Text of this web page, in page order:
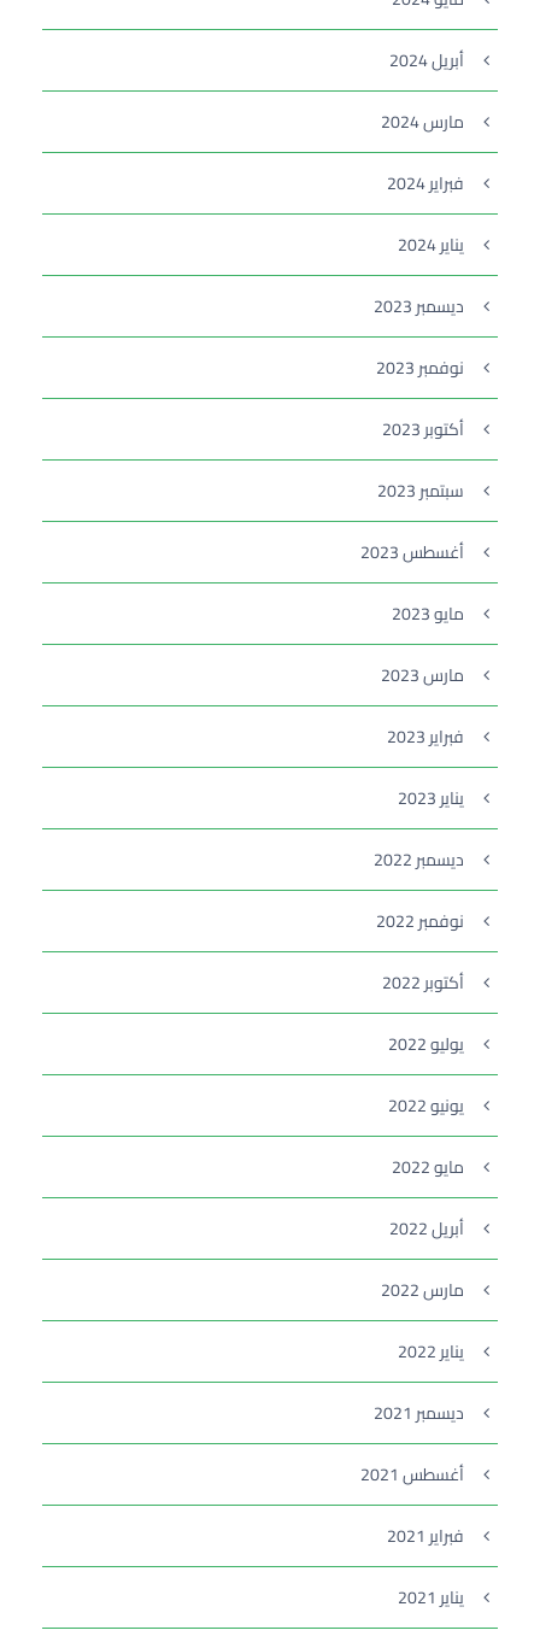
أبريل 2024
مارس 2024
فبراير 2024
يناير 2024
ديسمبر 2023
نوفمبر 2023
أكتوبر 2023
سبتمبر 2023
أغسطس 2023
مايو 2023
مارس 2023
فبراير 2023
يناير 2023
ديسمبر 2022
نوفمبر 2022
أكتوبر 2022
يوليو 2022
يونيو 2022
مايو 2022
أبريل 2022
مارس 2022
يناير 2022
ديسمبر 2021
أغسطس 2021
فبراير 2021
يناير 2021